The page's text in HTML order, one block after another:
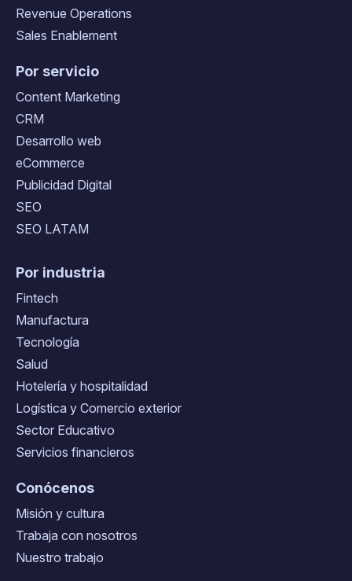
Revenue Operations
Sales Enablement
Por servicio
Content Marketing
CRM
Desarrollo web
eCommerce
Publicidad Digital
SEO
SEO LATAM
Por industria
Fintech
Manufactura
Tecnología
Salud
Hotelería y hospitalidad
Logística y Comercio exterior
Sector Educativo
Servicios financieros
Conócenos
Misión y cultura
Trabaja con nosotros
Nuestro trabajo